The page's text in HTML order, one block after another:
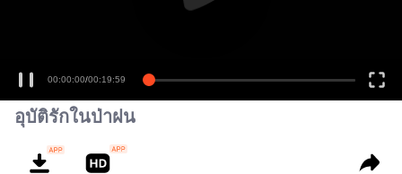
00:00:00/00:19:59
อุบัติรักในป่าฝน